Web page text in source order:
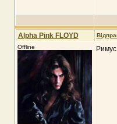
Alpha Pink FLOYD
Offline
Римус